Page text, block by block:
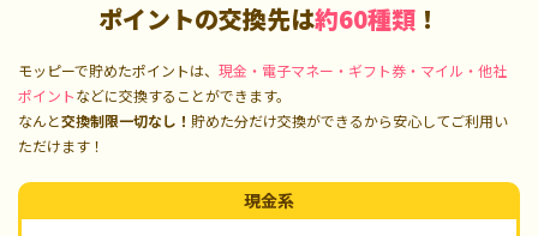
ポイントの交換先は約60種類 ！
モッピーで貯めたポイントは、 現金・電子マネー・ギフト券・マイル・他社
ポイントなどに交換することができます。
なんと交換制限一切なし！ 貯めた分だけ交換ができるから安心してご利用い
ただけます！
現金系